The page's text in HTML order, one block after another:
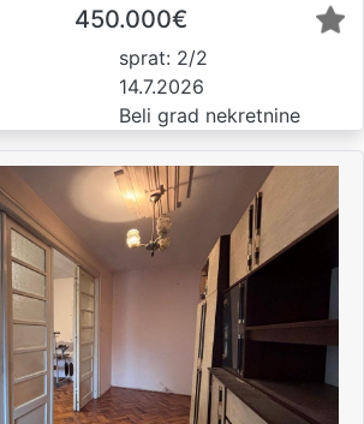
450.000€
sprat: 2/2
14.7.2026
Beli grad nekretnine